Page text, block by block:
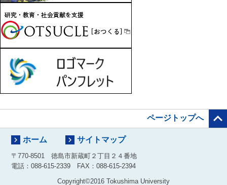
ページトップへ 
 ホーム  サイトマップ
〒770-8501 徳島市新蔵町２丁目２４番地
電話：088-615-2339 FAX：088-615-2394
Copyright©2016 Tokushima University